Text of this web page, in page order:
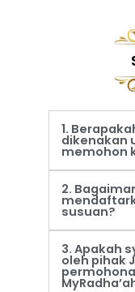
1.
dikenakan
memohon
2.
susuan?
3. Apakah
oleh pihak